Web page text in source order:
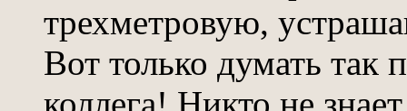
трехметровую,
Вот только думать так